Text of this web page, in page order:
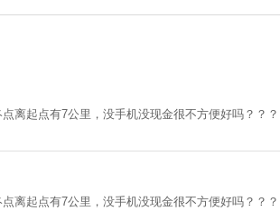
离起点有7公里，没手机没现金很不方便好吗？
离起点有7公里，没手机没现金很不方便好吗？